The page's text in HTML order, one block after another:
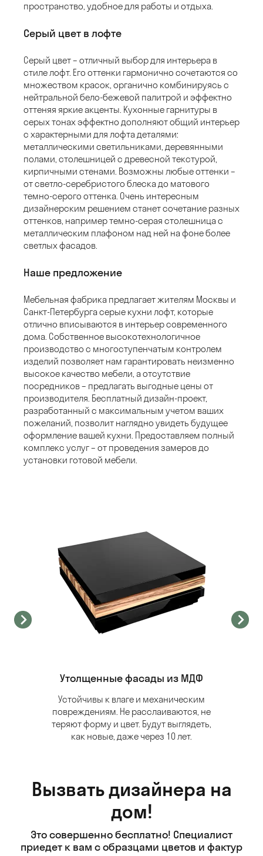
пространство, удобное для работы и отдыха.
Серый цвет в лофте
Серый цвет – отличный выбор для интерьера в
стиле лофт. Его оттенки гармонично сочетаются со
множеством красок, органично комбинируясь с
нейтральной бело-бежевой палитрой и эффектно
оттеняя яркие акценты. Кухонные гарнитуры в
серых тонах эффектно дополняют общий интерьер
с характерными для лофта деталями:
металлическими светильниками, деревянными
полами, столешницей с древесной текстурой,
кирпичными стенами. Возможны любые оттенки –
от светло-серебристого блеска до матового
темно-серого оттенка. Очень интересным
дизайнерским решением станет сочетание разных
оттенков, например темно-серая столешница с
металлическим плафоном над ней на фоне более
светлых фасадов.
Наше предложение
Мебельная фабрика предлагает жителям Москвы и
Санкт-Петербурга серые кухни лофт, которые
отлично вписываются в интерьер современного
дома. Собственное высокотехнологичное
производство с многоступенчатым контролем
изделий позволяет нам гарантировать неизменно
высокое качество мебели, а отсутствие
посредников – предлагать выгодные цены от
производителя. Бесплатный дизайн-проект,
разработанный с максимальным учетом ваших
пожеланий, позволит наглядно увидеть будущее
оформление вашей кухни. Предоставляем полный
комплекс услуг – от проведения замеров до
установки готовой мебели.
Утолщенные фасады из МДФ
Устойчивы к влаге и механическим
повреждениям. Не расслаиваются, не
теряют форму и цвет. Будут выглядеть,
как новые, даже через 10 лет.
Вызвать дизайнера на
дом!
Это совершенно бесплатно! Специалист
приедет к вам с образцами цветов и фактур